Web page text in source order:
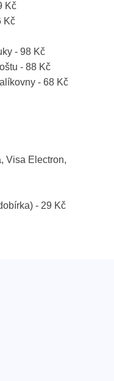
Kč
Kč
- 98 Kč
- 88 Kč
- 68 Kč
Visa Electron,
- 29 Kč